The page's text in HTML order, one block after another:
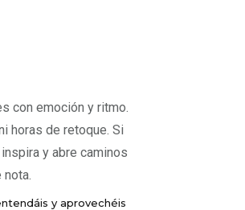
con emoción y ritmo.
horas de retoque. Si
y abre caminos
y aprovechéis